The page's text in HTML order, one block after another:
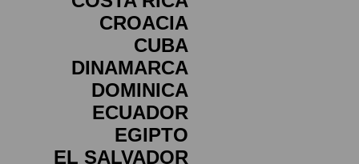
CROACIA
CUBA
DINAMARCA
DOMINICA
ECUADOR
EGIPTO
EL SALVADOR